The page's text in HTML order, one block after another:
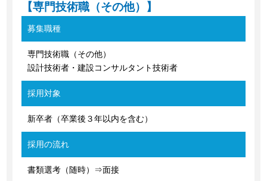
【専門技術職（その他）】
募集職種
専門技術職（その他）
設計技術者・建設コンサルタント技術者
採用対象
新卒者（卒業後３年以内を含む）
採用の流れ
書類選考（随時）⇒面接